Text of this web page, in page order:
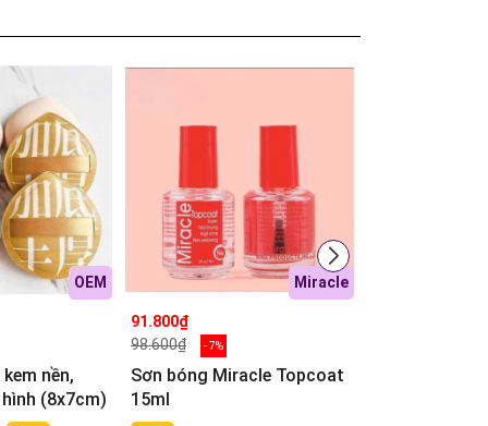
OEM
nền,
(8x7cm)
Miracle
91.800₫
98.600₫
- 7%
Sơn bóng Miracle Topcoat
15ml